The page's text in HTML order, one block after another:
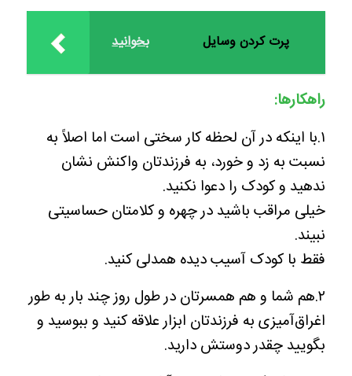
بخوانید پرت کردن وسایل
راهکارها:
۱.با اینکه در آن لحظه کار سختی است اما اصلاً به
نسبت به زد و خورد، به فرزندتان واکنش نشان
ندهید و کودک را دعوا نکنید.
خیلی مراقب باشید در چهره و کلامتان حساسیتی
نبیند.
فقط با کودک آسیب دیده همدلی کنید.
۲.هم شما و هم همسرتان در طول روز چند بار به طور
اغراق‌آمیزی به فرزندتان ابزار علاقه کنید و ببوسید و
بگویید چقدر دوستش دارید.